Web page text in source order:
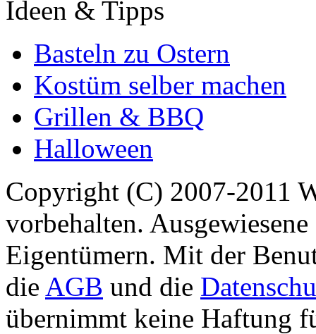
Ideen & Tipps
Basteln zu Ostern
Kostüm selber machen
Grillen & BBQ
Halloween
Copyright (C) 2007-2011
vorbehalten.
Eigentümern. Mit der
die AGB und die
übernimmt keine Haftung